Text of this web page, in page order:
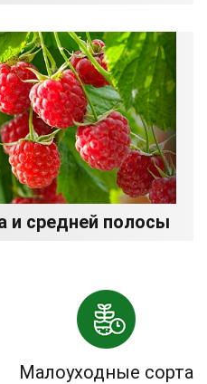
и средней полосы
Малоуходные сорта